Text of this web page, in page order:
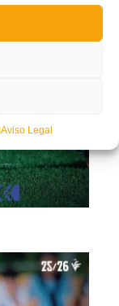
Aviso Legal